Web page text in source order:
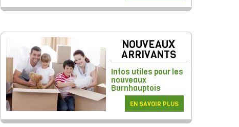
NOUVEAUX
ARRIVANTS
Infos utiles pour les
nouveaux
Burnhauptois
EN SAVOIR PLUS